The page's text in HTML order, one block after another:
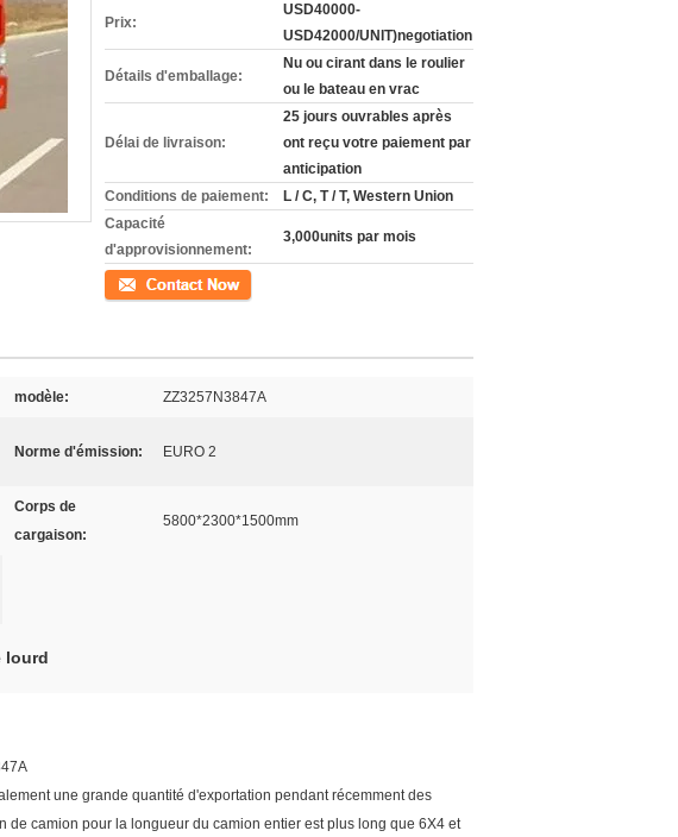
Prix:
USD40000-
USD42000/UNIT)negotiation
Détails d'emballage:
Nu ou cirant dans le roulier
ou le bateau en vrac
Délai de livraison:
25 jours ouvrables après
ont reçu votre paiement par
anticipation
Conditions de paiement:
L / C, T / T, Western Union
Capacité
d'approvisionnement:
3,000units par mois
Contact
modèle: ZZ3257N3847A
Norme d'émission: EURO 2
Corps de
cargaison:
5800*2300*1500mm
lourd
une grande quantité d'exportation pendant récemment des
camion pour la longueur du camion entier est plus long que 6X4 et